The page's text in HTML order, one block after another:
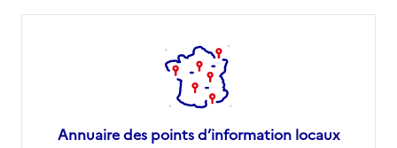
Annuaire des points d’information locaux